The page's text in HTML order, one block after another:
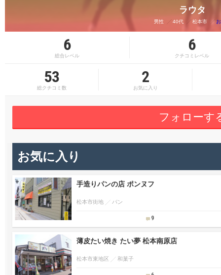
ラウタ
男性 40代 松本市
6
総合レベル
6
クチコミレベル
53
総クチコミ数
2
お気に入り
フォローす
お気に入り
手造りパンの店 ポンヌフ
松本市街地 パン
9
薄皮たい焼き たい夢 松本南原店
松本市東地区 和菓子